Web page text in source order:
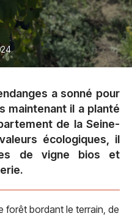
a sonné pour
maintenant il a planté
de la Seine-
écologiques, il
de vigne bios et
forêt bordant le terrain, de